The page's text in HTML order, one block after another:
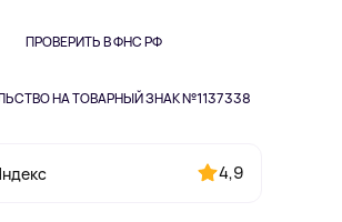
ПРОВЕРИТЬ В ФНС РФ
НА ТОВАРНЫЙ ЗНАК №1137338
4,9